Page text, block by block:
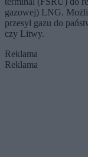
gazowej) LNG.
przesył gazu do
czy Litwy.
Reklama
Reklama